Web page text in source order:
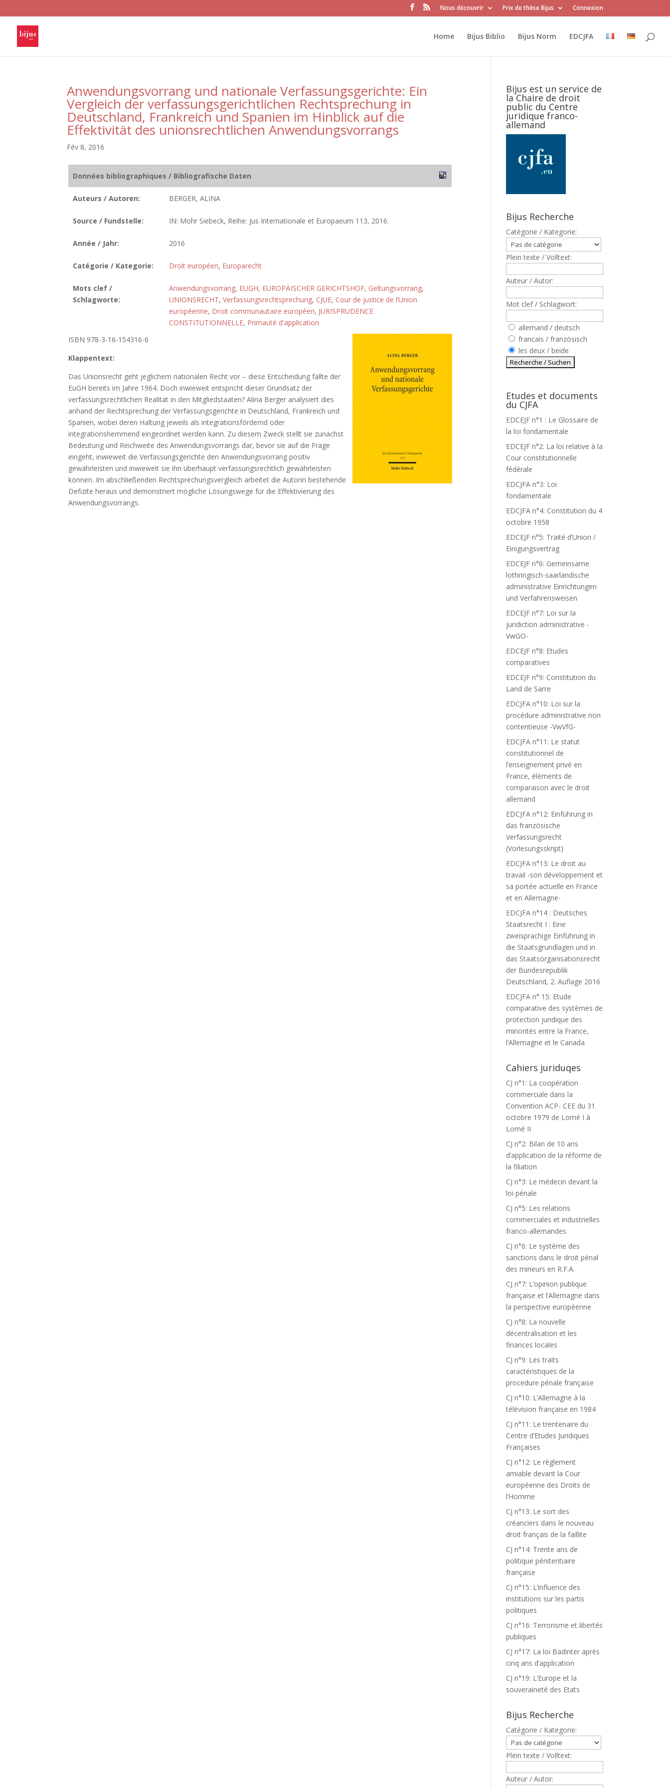
Nous découvrir Prix de thèse Bijus Connexion
Home Bijus Biblio Bijus Norm EDCJFA
Anwendungsvorrang und nationale Verfassungsgerichte: Ein
Vergleich der verfassungsgerichtlichen Rechtsprechung in
Deutschland, Frankreich und Spanien im Hinblick auf die
Effektivität des unionsrechtlichen Anwendungsvorrangs
Fév 8, 2016
Données bibliographiques / Bibliografische Daten
Auteurs / Autoren: BERGER, ALINA
Source / Fundstelle: IN: Mohr Siebeck, Reihe: Jus Internationale et Europaeum 113, 2016.
Année / Jahr: 2016
Catégorie / Kategorie: Droit européen, Europarecht
Mots clef /
Schlagworte:
Anwendungsvorrang, EUGH, EUROPÄISCHER GERICHTSHOF, Geltungsvorrang,
UNIONSRECHT, Verfassungsrechtsprechung, CJUE, Cour de justice de l’Union
européenne, Droit communautaire européen, JURISPRUDENCE
CONSTITUTIONNELLE, Primauté d'application
ISBN 978-3-16-154316-6
Klappentext:
Das Unionsrecht geht jeglichem nationalen Recht vor – diese Entscheidung fällte der
EuGH bereits im Jahre 1964. Doch inwieweit entspricht dieser Grundsatz der
verfassungsrechtlichen Realität in den Mitgliedstaaten? Alina Berger analysiert dies
anhand der Rechtsprechung der Verfassungsgerichte in Deutschland, Frankreich und
Spanien, wobei deren Haltung jeweils als integrationsfördernd oder
integrationshemmend eingeordnet werden kann. Zu diesem Zweck stellt sie zunächst
Bedeutung und Reichweite des Anwendungsvorrangs dar, bevor sie auf die Frage
eingeht, inwieweit die Verfassungsgerichte den Anwendungsvorrang positiv
gewährleisten und inwieweit sie ihn überhaupt verfassungsrechtlich gewährleisten
können. Im abschließenden Rechtsprechungsvergleich arbeitet die Autorin bestehende
Defizite heraus und demonstriert mögliche Lösungswege für die Effektivierung des
Anwendungsvorrangs.
Bijus est un service de
la Chaire de droit
public du Centre
juridique franco-
allemand
Bijus Recherche
Catègorie / Kategorie:
Plein texte / Volltext:
Auteur / Autor:
Mot clef / Schlagwort:
allemand / deutsch
francais / französisch
les deux / beide
Etudes et documents
du CJFA
EDCEJF n°1 : Le Glossaire de
la loi fondamentale
EDCEJF n°2: La loi relative à la
Cour constitutionnelle
fédérale
EDCJFA n°3: Loi
fondamentale
EDCJFA n°4: Constitution du 4
octobre 1958
EDCEJF n°5: Traité d’Union /
Einigungsvertrag
EDCEJF n°6: Gemeinsame
lothringisch-saarländische
administrative Einrichtungen
und Verfahrensweisen
EDCEJF n°7: Loi sur la
juridiction administrative -
VwGO-
EDCEJF n°8: Etudes
comparatives
EDCEJF n°9: Constitution du
Land de Sarre
EDCJFA n°10: Loi sur la
procédure administrative non
contentieuse -VwVfG-
EDCJFA n°11: Le statut
constitutionnel de
l’enseignement privé en
France, éléments de
comparaison avec le droit
allemand
EDCJFA n°12: Einführung in
das französische
Verfassungsrecht
(Vorlesungsskript)
EDCJFA n°13: Le droit au
travail -son développement et
sa portée actuelle en France
et en Allemagne-
EDCJFA n°14 : Deutsches
Staatsrecht I : Eine
zweisprachige Einführung in
die Staatsgrundlagen und in
das Staatsorganisationsrecht
der Bundesrepublik
Deutschland, 2. Auflage 2016
EDCJFA n° 15: Etude
comparative des systèmes de
protection juridique des
minorités entre la France,
l’Allemagne et le Canada
Cahiers juriduqes
CJ n°1: La coopération
commerciale dans la
Convention ACP- CEE du 31
octobre 1979 de Lomé I à
Lomé II
CJ n°2: Bilan de 10 ans
d’application de la réforme de
la filiation
CJ n°3: Le médecin devant la
loi pénale
CJ n°5: Les relations
commerciales et industrielles
franco-allemandes
CJ n°6: Le système des
sanctions dans le droit pénal
des mineurs en R.F.A.
CJ n°7: L’opinion publique
française et l’Allemagne dans
la perspective européenne
CJ n°8: La nouvelle
décentralisation et les
finances locales
CJ n°9: Les traits
caractéristiques de la
procedure pénale française
CJ n°10: L’Allemagne à la
télévision française en 1984
CJ n°11: Le trentenaire du
Centre d’Etudes Juridiques
Françaises
CJ n°12: Le règlement
amiable devant la Cour
européenne des Droits de
l’Homme
CJ n°13: Le sort des
créanciers dans le nouveau
droit français de la faillite
CJ n°14: Trente ans de
politique pénitentiaire
française
CJ n°15: L’influence des
institutions sur les partis
politiques
CJ n°16: Terrorisme et libertés
publiques
CJ n°17: La loi Badinter après
cinq ans d’application
CJ n°19: L’Europe et la
souveraineté des Etats
Bijus Recherche
Catègorie / Kategorie:
Plein texte / Volltext:
Auteur / Autor: